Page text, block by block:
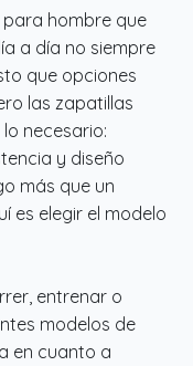
hombre que
a día no siempre
que opciones
las zapatillas
necesario:
y diseño
más que un
es elegir el modelo
entrenar o
modelos de
en cuanto a